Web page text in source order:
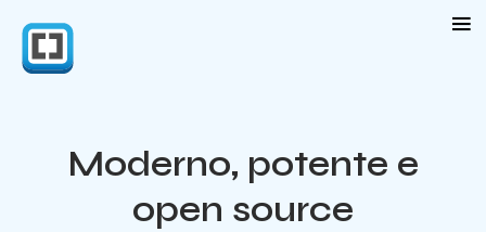
Moderno, potente e
open source